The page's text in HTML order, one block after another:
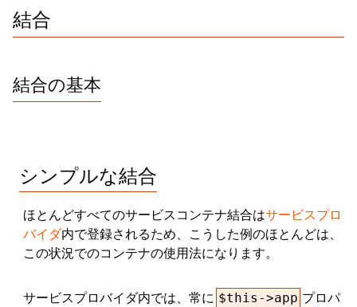
結合
結合の基本
シンプルな結合
ほとんどすべてのサービスコンテナ結合はサービスプロ
バイダ内で登録されるため、こうした例のほとんどは、
この状況でのコンテナの使用法になります。
サービスプロバイダ内では、常に $this->app プロパ